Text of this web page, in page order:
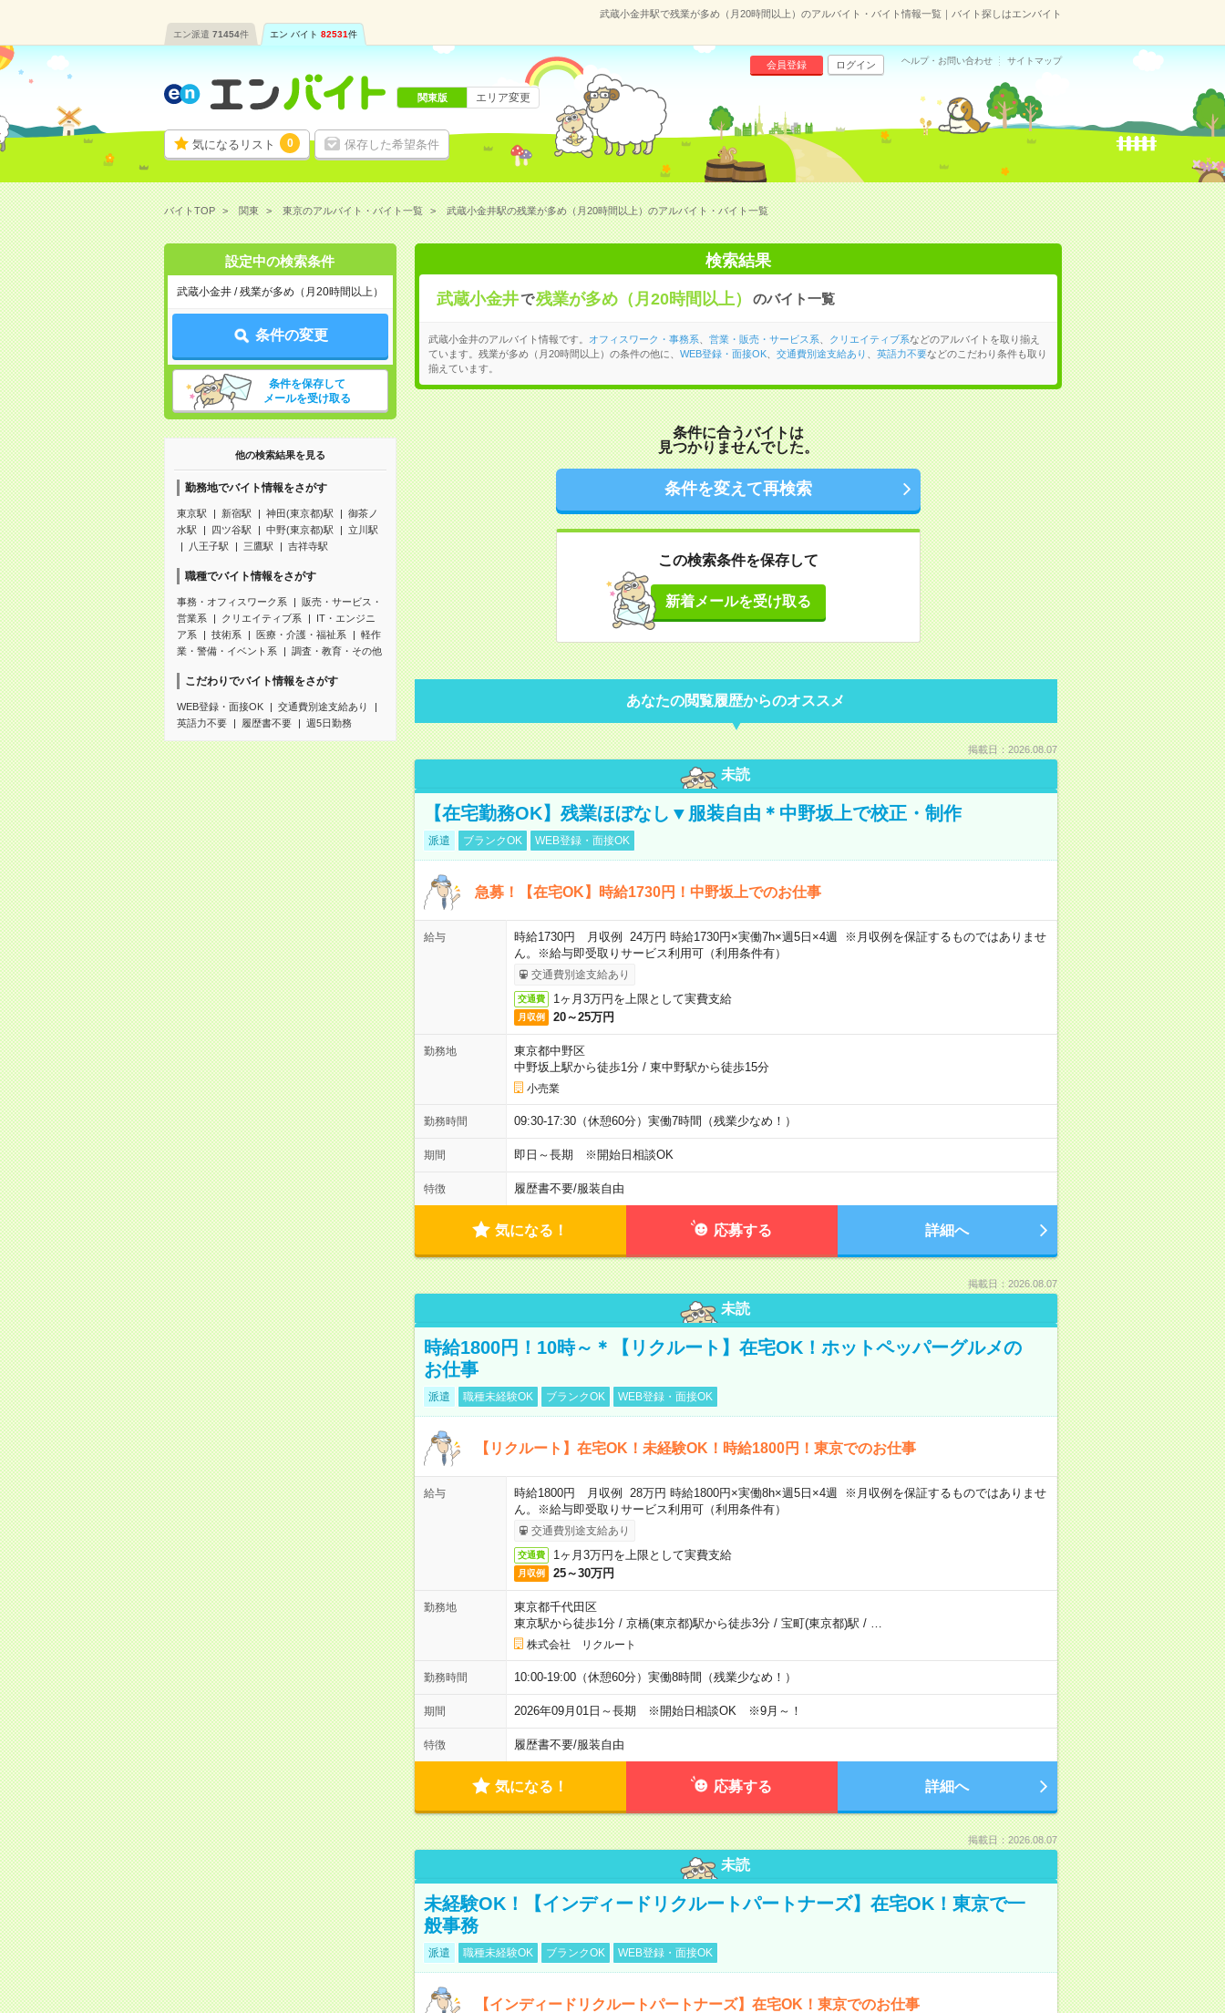
武蔵小金井駅で残業が多め（月20時間以上）のアルバイト・バイト情報一覧｜バイト探しはエンバイト
エン派遣 71454件 エン バイト 82531件
気になるリスト 0 保存した希望条件
会員登録 ログイン ヘルプ・お問い合わせ サイトマップ
関東版 エリア変更
バイトTOP 関東 東京のアルバイト・バイト一覧 武蔵小金井駅の残業が多め（月20時間以上）のアルバイト・バイト一覧
設定中の検索条件
武蔵小金井 / 残業が多め（月20時間以上）
条件の変更
条件を保存して
メールを受け取る
他の検索結果を見る
勤務地でバイト情報をさがす
東京駅 新宿駅 神田(東京都)駅
御茶ノ
水駅
四ツ谷駅 中野(東京都)駅
立川駅
八王子駅
三鷹駅 吉祥寺駅
職種でバイト情報をさがす
事務・オフィスワーク系
販売・サービス・
営業系
クリエイティブ系
IT・エンジニ
ア系
技術系 医療・介護・福祉系
軽作
業・警備・イベント系
調査・教育・その他
こだわりでバイト情報をさがす
WEB登録・面接OK
交通費別途支給あり
英語力不要
履歴書不要 週5日勤務
検索結果
武蔵小金井で残業が多め（月20時間以上） のバイト一覧
武蔵小金井のアルバイト情報です。 オフィスワーク・事務系 営業・販売・サービス系 クリエイティブ系などのアルバイトを取り揃え
ています。残業が多め（月20時間以上）の条件の他に、 WEB登録・面接OK、 交通費別途支給あり 英語力不要などのこだわり条件も取り
揃えています。
条件に合うバイトは
見つかりませんでした。
条件を変えて再検索
この検索条件を保存して
新着メールを受け取る
あなたの閲覧履歴からのオススメ
掲載日：2026.08.07
未読
【在宅勤務OK】残業ほぼなし▼服装自由＊中野坂上で校正・制作
派遣 ブランクOK WEB登録・面接OK
急募！【在宅OK】時給1730円！中野坂上でのお仕事
給与
時給1730円 月収例 24万円 時給1730円×実働7h×週5日×4週 ※月収例を保証するものではありませ
ん。※給与即受取りサービス利用可（利用条件有）
交通費別途支給あり
交通費 1ヶ月3万円を上限として実費支給
月収例 20～25万円
勤務地
東京都中野区
中野坂上駅から徒歩1分/ 東中野駅から徒歩15分
小売業
勤務時間 09:30-17:30（休憩60分）実働7時間（残業少なめ！）
期間 即日～長期 ※開始日相談OK
特徴 履歴書不要/服装自由
気になる！ 応募する 詳細へ
掲載日：2026.08.07
未読
時給1800円！10時～＊【リクルート】在宅OK！ホットペッパーグルメの
お仕事
派遣 職種未経験OK ブランクOK WEB登録・面接OK
【リクルート】在宅OK！未経験OK！時給1800円！東京でのお仕事
給与
時給1800円 月収例 28万円 時給1800円×実働8h×週5日×4週 ※月収例を保証するものではありませ
ん。※給与即受取りサービス利用可（利用条件有）
交通費別途支給あり
交通費 1ヶ月3万円を上限として実費支給
月収例 25～30万円
勤務地
東京都千代田区
東京駅から徒歩1分/ 京橋(東京都)駅から徒歩3分/ 宝町(東京都)駅 /
株式会社 リクルート
勤務時間 10:00-19:00（休憩60分）実働8時間（残業少なめ！）
期間 2026年09月01日～長期 ※開始日相談OK ※9月～！
特徴 履歴書不要/服装自由
気になる！ 応募する 詳細へ
掲載日：2026.08.07
未読
未経験OK！【インディードリクルートパートナーズ】在宅OK！東京で一
般事務
派遣 職種未経験OK ブランクOK WEB登録・面接OK
【インディードリクルートパートナーズ】在宅OK！東京でのお仕事